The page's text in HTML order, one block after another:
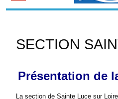
SECTION
Présentation de
La section de Sainte Luce sur